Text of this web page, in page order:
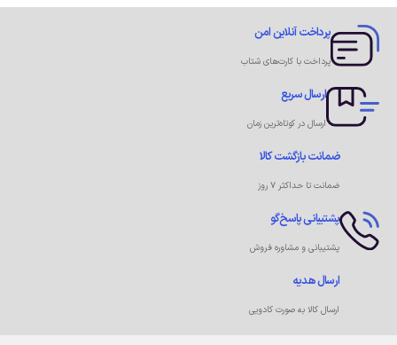
پرداخت آنلاین امن
پرداخت با کارت‌های شتاب
ارسال سریع
ارسال در کوتاه‌ترین زمان
ضمانت بازگشت کالا
ضمانت تا حداکثر ۷ روز
پشتیبانی پاسخ‌گو
پشتیبانی و مشاوره فروش
ارسال هدیه
ارسال کالا به صورت کادویی